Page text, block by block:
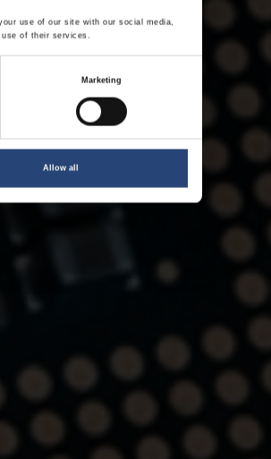
use of our site with our social media,
of their services.
Marketing
Allow all